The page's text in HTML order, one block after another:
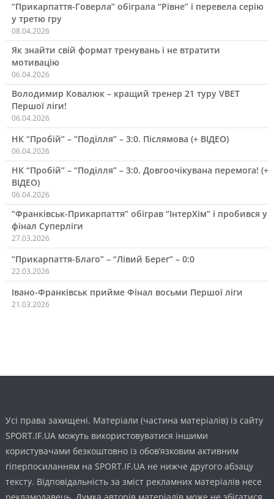
“Прикарпаття-Говерла” обіграла “Рівне” і перевела серію
у третю гру
08.04.2026
Як знайти свій формат тренувань і не втратити
мотивацію
06.04.2026
Володимир Ковалюк – кращий тренер 21 туру VBET
Першої ліги!
06.04.2026
НК “Пробій” – “Поділля” – 3:0. Післямова (+ ВІДЕО)
06.04.2026
НК “Пробій” – “Поділля” – 3:0. Довгоочікувана перемога! (+
ВІДЕО)
06.04.2026
“Франківськ-Прикарпаття” обіграв “ІнтерХім” і пробився у
фінал Суперліги
27.03.2026
“Прикарпаття-Благо” – “Лівий Берег” – 0:0
22.03.2026
Івано-Франківськ прийме Фінал восьми Першої ліги
21.03.2026
Усі права захищені. Матеріали (частина матеріалів) із сайту
SPORT.IF.UA можуть використовуватися іншими
користувачами безкоштовно із обов’язковим активним
гіперпосиланням на SPORT.IF.UA не нижче другого абзацу
тексту. Відповідальність за зміст рекламних матеріалів несе